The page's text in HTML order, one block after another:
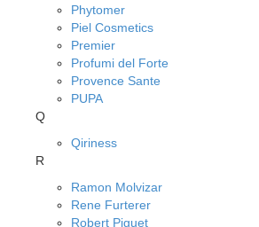
Phytomer
Piel Cosmetics
Premier
Profumi del Forte
Provence Sante
PUPA
Q
Qiriness
R
Ramon Molvizar
Rene Furterer
Robert Piguet